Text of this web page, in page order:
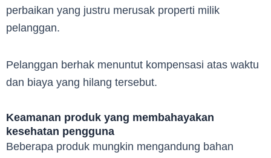
perbaikan yang justru merusak properti milik
pelanggan.
Pelanggan berhak menuntut kompensasi atas waktu
dan biaya yang hilang tersebut.
Keamanan produk yang membahayakan
kesehatan pengguna
Beberapa produk mungkin mengandung bahan